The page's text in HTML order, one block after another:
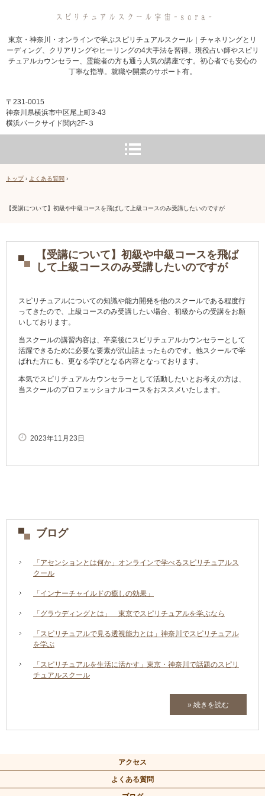
東京・神奈川・オンラインで学ぶスピリチュアルスクール｜チャネリングとリ
ーディング、クリアリングやヒーリングの4大手法を習得。現役占い師やスピリ
チュアルカウンセラー、霊能者の方も通う人気の講座です。初心者でも安心の
丁寧な指導。就職や開業のサポート有。
〒231-0015
神奈川県横浜市中区尾上町3-43
横浜パークサイド関内2F-３
トップ › よくある質問 ›
【受講について】初級や中級コースを飛ばして上級コースのみ受講したいのですが
【受講について】初級や中級コースを飛ば
して上級コースのみ受講したいのですが
スピリチュアルについての知識や能力開発を他のスクールである程度行
ってきたので、上級コースのみ受講したい場合、初級からの受講をお願
いしております。
当スクールの講習内容は、卒業後にスピリチュアルカウンセラーとして
活躍できるために必要な要素が沢山詰まったものです。他スクールで学
ばれた方にも、更なる学びとなる内容となっております。
本気でスピリチュアルカウンセラーとして活動したいとお考えの方は、
当スクールのプロフェッショナルコースをおススメいたします。
2023年11月23日
ブログ
「アセンションとは何か」オンラインで学べるスピリチュアルス
クール
「インナーチャイルドの癒しの効果」
「グラウディングとは」 東京でスピリチュアルを学ぶなら
「スピリチュアルで見る透視能力とは」神奈川でスピリチュアル
を学ぶ
「スピリチュアルを生活に活かす」東京・神奈川で話題のスピリ
チュアルスクール
» 続きを読む
アクセス
よくある質問